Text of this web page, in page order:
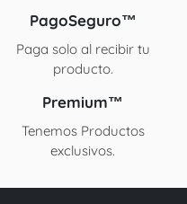
PagoSeguro™
Paga solo al recibir tu
producto.
Premium™
Tenemos Productos
exclusivos.